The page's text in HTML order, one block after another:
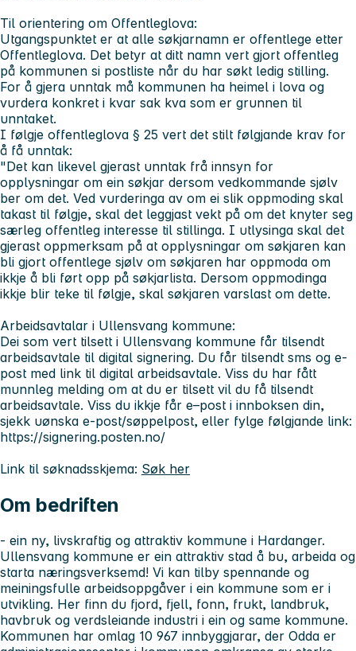
Til orientering om Offentleglova:
Utgangspunktet er at alle søkjarnamn er offentlege etter
Offentleglova. Det betyr at ditt namn vert gjort offentleg
på kommunen si postliste når du har søkt ledig stilling.
For å gjera unntak må kommunen ha heimel i lova og
vurdera konkret i kvar sak kva som er grunnen til
unntaket.
I følgje offentleglova § 25 vert det stilt følgjande krav for
å få unntak:
"Det kan likevel gjerast unntak frå innsyn for
opplysningar om ein søkjar dersom vedkommande sjølv
ber om det. Ved vurderinga av om ei slik oppmoding skal
takast til følgje, skal det leggjast vekt på om det knyter seg
særleg offentleg interesse til stillinga. I utlysinga skal det
gjerast oppmerksam på at opplysningar om søkjaren kan
bli gjort offentlege sjølv om søkjaren har oppmoda om
ikkje å bli ført opp på søkjarlista. Dersom oppmodinga
ikkje blir teke til følgje, skal søkjaren varslast om dette.
Arbeidsavtalar i Ullensvang kommune:
Dei som vert tilsett i Ullensvang kommune får tilsendt
arbeidsavtale til digital signering. Du får tilsendt sms og e-
post med link til digital arbeidsavtale. Viss du har fått
munnleg melding om at du er tilsett vil du få tilsendt
arbeidsavtale. Viss du ikkje får e–post i innboksen din,
sjekk uønska e-post/søppelpost, eller fylge følgjande link:
https://signering.posten.no/
Link til søknadsskjema: Søk her
Om bedriften
- ein ny, livskraftig og attraktiv kommune i Hardanger.
Ullensvang kommune er ein attraktiv stad å bu, arbeida og
starta næringsverksemd! Vi kan tilby spennande og
meiningsfulle arbeidsoppgåver i ein kommune som er i
utvikling. Her finn du fjord, fjell, fonn, frukt, landbruk,
havbruk og verdsleiande industri i ein og same kommune.
Kommunen har omlag 10 967 innbyggjarar, der Odda er